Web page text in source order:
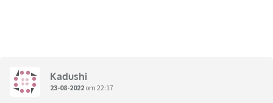
Kadushi
23-08-2022 om 22:17